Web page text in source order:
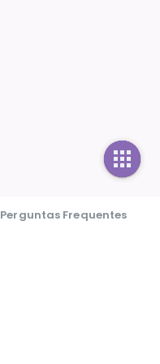
Perguntas Frequentes